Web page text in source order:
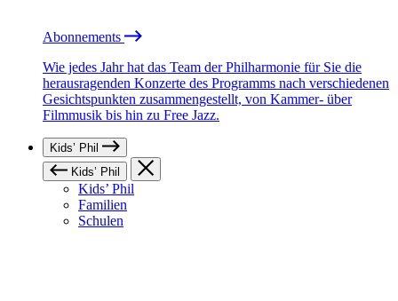
Abonnements
Wie jedes Jahr hat das Team der Philharmonie für Sie die
herausragenden Konzerte des Programms nach verschiedenen
Gesichtspunkten zusammengestellt, von Kammer- über
Filmmusik bis hin zu Free Jazz.
Kids’ Phil
Kids’ Phil
Kids’ Phil
Familien
Schulen